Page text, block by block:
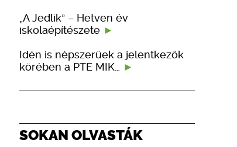
„A Jedlik” – Hetven év
iskolaépítészete
Idén is népszerűek a jelentkezők
körében a PTE MIK…
SOKAN OLVASTÁK